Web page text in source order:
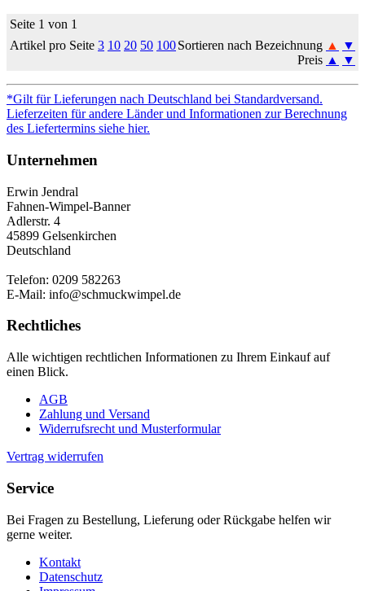
Seite 1 von 1
Artikel pro Seite 3 10 20 50 100Sortieren nach Bezeichnung ▲
▼
Preis ▲ ▼
*Gilt für Lieferungen nach Deutschland bei Standardversand.
Lieferzeiten für andere Länder und Informationen zur Berechnung
des Liefertermins siehe hier.
Unternehmen
Erwin Jendral
Fahnen-Wimpel-Banner
Adlerstr. 4
45899 Gelsenkirchen
Deutschland
Telefon: 0209 582263
E-Mail: info@schmuckwimpel.de
Rechtliches
Alle wichtigen rechtlichen Informationen zu Ihrem Einkauf auf
einen Blick.
AGB
Zahlung und Versand
Widerrufsrecht und Musterformular
Vertrag widerrufen
Service
Bei Fragen zu Bestellung, Lieferung oder Rückgabe helfen wir
gerne weiter.
Kontakt
Datenschutz